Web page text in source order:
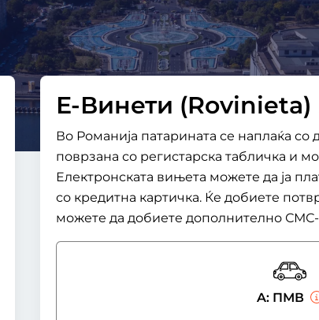
Е-Винети
Во Романија патарината се наплаќа
поврзана со регистарска табличка и
Електронската вињета можете да ја
со кредитна картичка. Ќе добиете
можете да добиете дополнително
A: ПМВ